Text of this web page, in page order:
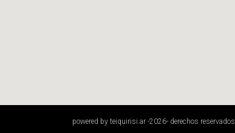
powered by teiquirisi.ar -2026- derechos reservados